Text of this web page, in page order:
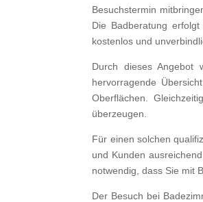
Besuchstermin
Die Badberatung
kostenlos und
Durch dieses Angebot
hervorragende
Oberflächen.
überzeugen.
Für einen solchen
und Kunden
notwendig, dass Sie mit
Der Besuch bei